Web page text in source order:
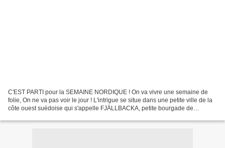
C'EST PARTI pour la SEMAINE NORDIQUE ! On va vivre une semaine de
folie, On ne va pas voir le jour ! L'intrigue se situe dans une petite ville de la
côte ouest suédoise qui s'appelle FJÄLLBACKA, petite bourgade de